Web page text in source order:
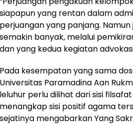
siapapun yang rentan dalam
perjuangan yang panjang.
semakin banyak, melalui
dan yang kedua kegiatan
Pada kesempatan yang sama
Universitas Paramadina Aan
leluhur perlu dilihat dari sisi
menangkap sisi positif agama
sejatinya mengabarkan Yang